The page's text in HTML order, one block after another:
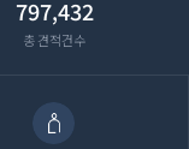
797,432
총 견적건수